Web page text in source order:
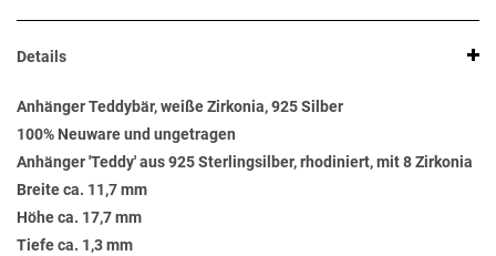
Details
Anhänger Teddybär, weiße Zirkonia, 925 Silber
100% Neuware und ungetragen
Anhänger 'Teddy' aus 925 Sterlingsilber, rhodiniert, mit 8 Zirkonia
Breite ca. 11,7 mm
Höhe ca. 17,7 mm
Tiefe ca. 1,3 mm